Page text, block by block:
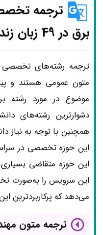
ترجمه
برق در 49 زبان زنده دنیا
ترجمه رشته‌های تخصصی
متون عمومی هستند و
موضوع در مورد رشته
دشوارترین رشته‌های
همچنین با توجه به نیاز
این حوزه تخصصی در
این حوزه متقاضی
این سرویس را به‌صورت
می‌دهد که پرکاربردترین
ترجمه متون